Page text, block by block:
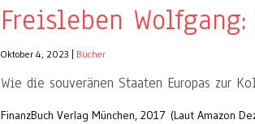
Freisleben
Oktober 4, 2023 Bücher
Wie die souveränen Staaten Europas zur
FinanzBuch Verlag München, 2017 (Laut Amazon